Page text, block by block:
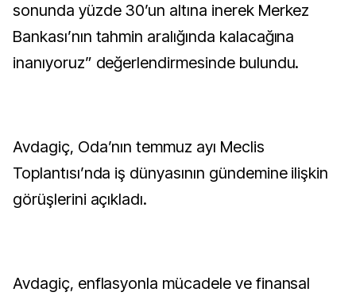
sonunda yüzde 30’un altına inerek Merkez
Bankası’nın tahmin aralığında kalacağına
inanıyoruz” değerlendirmesinde bulundu.
Avdagiç, Oda’nın temmuz ayı Meclis
Toplantısı’nda iş dünyasının gündemine ilişkin
görüşlerini açıkladı.
Avdagiç, enflasyonla mücadele ve finansal